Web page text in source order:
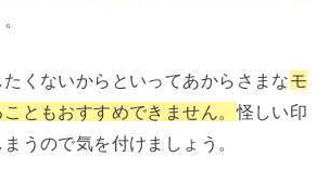
くないからといってあからさまなモ
ともおすすめできません。怪しい印
うので気を付けましょう。